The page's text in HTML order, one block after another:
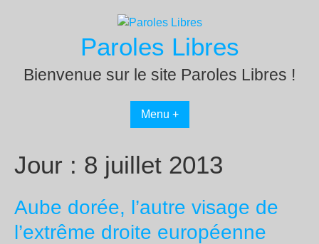
Paroles Libres
Bienvenue sur le site Paroles Libres !
Menu +
Jour : 8 juillet 2013
Aube dorée, l’autre visage de
l’extrême droite européenne